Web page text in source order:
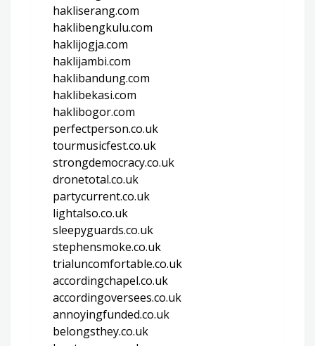
hakliserang.com
haklibengkulu.com
haklijogja.com
haklijambi.com
haklibandung.com
haklibekasi.com
haklibogor.com
perfectperson.co.uk
tourmusicfest.co.uk
strongdemocracy.co.uk
dronetotal.co.uk
partycurrent.co.uk
lightalso.co.uk
sleepyguards.co.uk
stephensmoke.co.uk
trialuncomfortable.co.uk
accordingchapel.co.uk
accordingoversees.co.uk
annoyingfunded.co.uk
belongsthey.co.uk